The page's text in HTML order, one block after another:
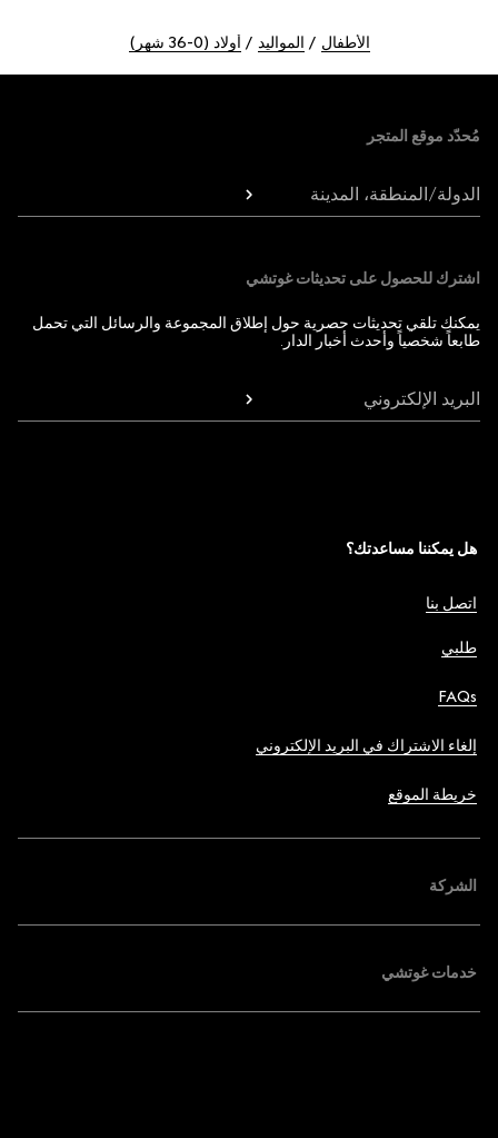
الأطفال المواليد أولاد (0-36 شهر)
مُحدّد موقع المتجر
الدولة/المنطقة، المدينة
اشترك للحصول على تحديثات غوتشي
يمكنك تلقي تحديثات حصرية حول إطلاق المجموعة والرسائل التي تحمل
طابعاً شخصياً وأحدث أخبار الدار.
البريد الإلكتروني
هل يمكننا مساعدتك؟
اتصل بنا
طلبي
FAQs
إلغاء الاشتراك في البريد الإلكتروني
خريطة الموقع
الشركة
خدمات غوتشي